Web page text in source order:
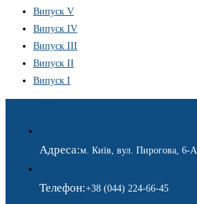
Випуск V
Випуск IV
Випуск III
Випуск II
Випуск I
Адреса:м. Київ, вул. Пирогова, 6-А
Телефон:+38 (044) 224-66-45